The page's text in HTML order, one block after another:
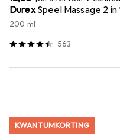
Durex Speel Massage 2 in
200 ml
563
KWANTUMKORTING